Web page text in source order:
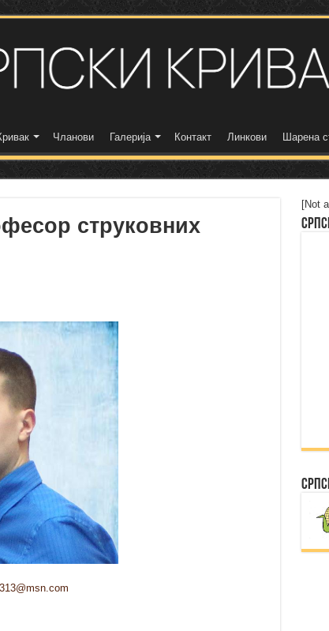
Чланови Галерија Контакт Линкови Шарена
струковних
[Not